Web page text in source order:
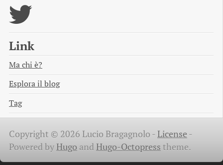
Link
Ma chi è?
Esplora il blog
Tag
Copyright © 2026 Lucio Bragagnolo -License -
Powered byHugo and Hugo-Octopress theme.